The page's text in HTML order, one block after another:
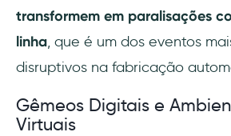
transformem em paralisações
linha, que é um dos eventos
disruptivos na fabricação
Gêmeos Digitais e
Virtuais